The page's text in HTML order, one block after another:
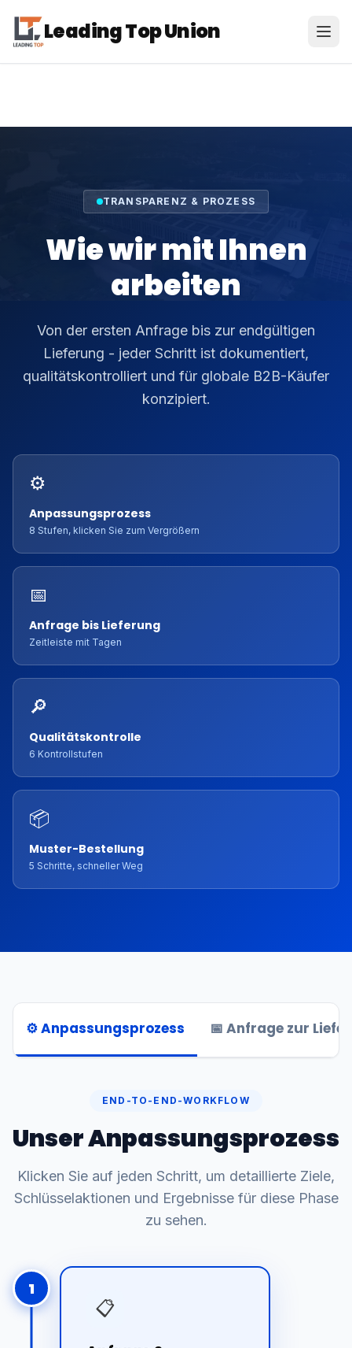
Leading Top Union
Leading Top Union
TRANSPARENZ & PROZESS
Wie wir mit Ihnen
arbeiten
Von der ersten Anfrage bis zur endgültigen
Lieferung - jeder Schritt ist dokumentiert,
qualitätskontrolliert und für globale B2B-Käufer
konzipiert.
⚙️
Anpassungsprozess
8 Stufen, klicken Sie zum Vergrößern
📅
Anfrage bis Lieferung
Zeitleiste mit Tagen
🔎
Qualitätskontrolle
6 Kontrollstufen
📦
Muster-Bestellung
5 Schritte, schneller Weg
⚙️ Anpassungsprozess 📅 Anfrage zur
END-TO-END-WORKFLOW
Unser Anpassungsprozess
Klicken Sie auf jeden Schritt, um detaillierte Ziele,
Schlüsselaktionen und Ergebnisse für diese Phase
zu sehen.
📋
1